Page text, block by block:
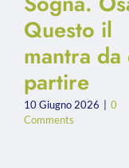
Questo il
mantra da
partire
10 Giugno 2026
0
Comments